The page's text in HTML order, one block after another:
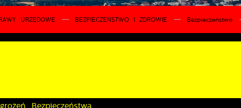
URZĘDOWE BEZPIECZEŃSTWO I ZDROWIE Bezpieczeństwo
Bezpieczeństwa